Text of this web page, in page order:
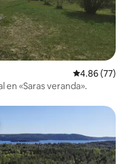
Calificación
4.86 (77)
en «Saras veranda».